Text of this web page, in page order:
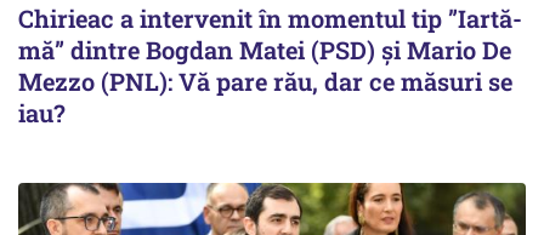
Chirieac a intervenit în momentul tip ”Iartă-
mă” dintre Bogdan Matei (PSD) și Mario De
Mezzo (PNL): Vă pare rău, dar ce măsuri se
iau?